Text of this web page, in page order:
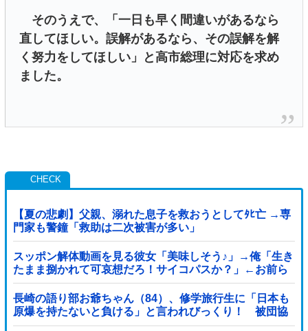
そのうえで、「一日も早く間違いがあるなら
直してほしい。誤解があるなら、その誤解を解
く努力をしてほしい」と高市総理に対応を求め
ました。
【夏の悲劇】父親、溺れた息子を救おうとしてﾀﾋ亡 →専
門家も警鐘「救助は二次被害が多い」
スッポン解体動画を見る彼女「美味しそう♪」→俺「生き
たまま捌かれて可哀想だろ！サイコパスか？」←お前ら
どっち？
長崎の語り部お爺ちゃん（84）、修学旅行生に「日本も
原爆を持たないと負ける」と言われびっくり！ 被団協
代表（85）も中学生に「核を持たないで日本...